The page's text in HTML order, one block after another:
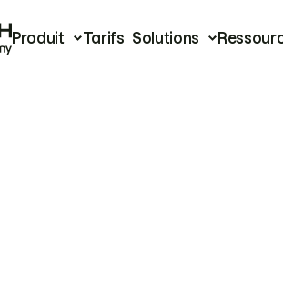
Produit Tarifs Solutions